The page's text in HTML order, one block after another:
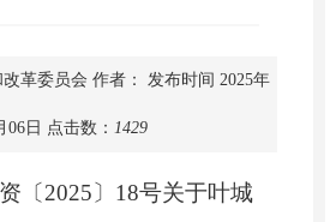
革委员会 作者： 发布时间 2025年
06日 点击数： 1429
〔2025〕18号关于叶城